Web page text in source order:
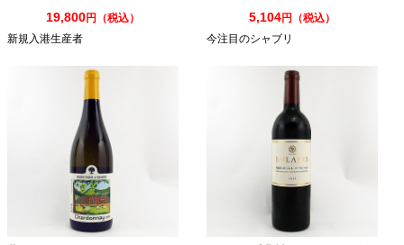
19,800円（税込）
新規入港生産者
5,104円（税込）
今注目のシャブリ